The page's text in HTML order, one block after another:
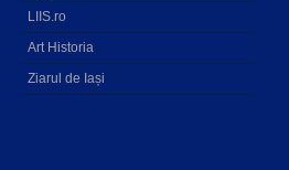
LIIS.ro
Art Historia
Ziarul de Iași